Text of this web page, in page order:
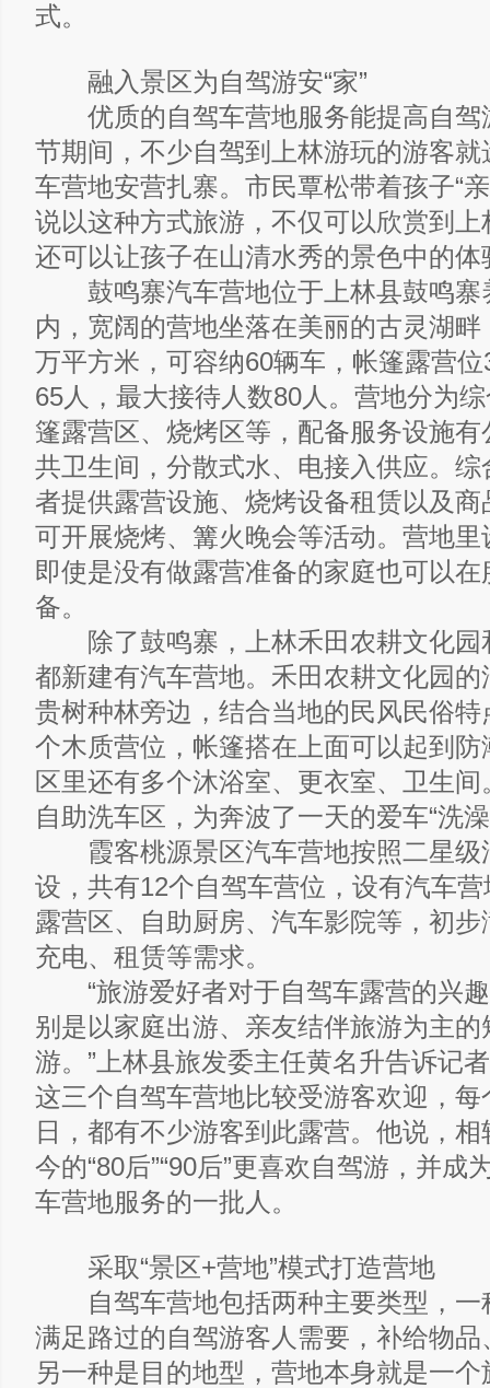
式。
融入景区为自驾游安“家”
优质的自驾车营地服务能提高自驾
节期间，不少自驾到上林游玩的游客
车营地安营扎寨。市民覃松带着孩子“
说以这种方式旅游，不仅可以欣赏到
还可以让孩子在山清水秀的景色中的
鼓鸣寨汽车营地位于上林县鼓鸣寨
内，宽阔的营地坐落在美丽的古灵湖
万平方米，可容纳60辆车，帐篷露营
65人，最大接待人数80人。营地分为
篷露营区、烧烤区等，配备服务设施
共卫生间，分散式水、电接入供应。
者提供露营设施、烧烤设备租赁以及
可开展烧烤、篝火晚会等活动。营地
即使是没有做露营准备的家庭也可以
备。
除了鼓鸣寨，上林禾田农耕文化园
都新建有汽车营地。禾田农耕文化园
贵树种林旁边，结合当地的民风民俗
个木质营位，帐篷搭在上面可以起到
区里还有多个沐浴室、更衣室、卫生
自助洗车区，为奔波了一天的爱车“洗
霞客桃源景区汽车营地按照二星级
设，共有12个自驾车营位，设有汽车
露营区、自助厨房、汽车影院等，初
充电、租赁等需求。
“旅游爱好者对于自驾车露营的兴
别是以家庭出游、亲友结伴旅游为主的
游。”上林县旅发委主任黄名升告诉记
这三个自驾车营地比较受游客欢迎，每
日，都有不少游客到此露营。他说，
今的“80后”“90后”更喜欢自驾游，并成
车营地服务的一批人。
采取“景区+营地”模式打造营地
自驾车营地包括两种主要类型，一
满足路过的自驾游客人需要，补给物
另一种是目的地型，营地本身就是一